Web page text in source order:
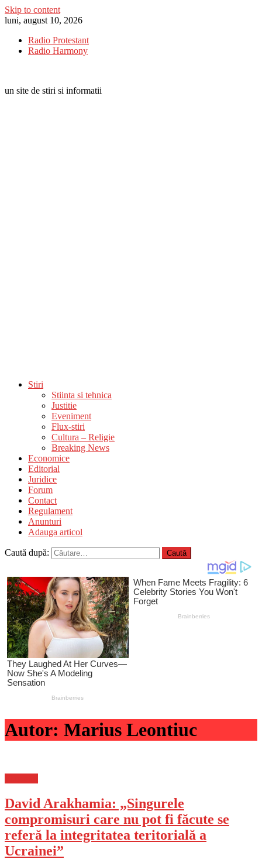
Skip to content
luni, august 10, 2026
Radio Protestant
Radio Harmony
un site de stiri si informatii
Stiri
Stiinta si tehnica
Justitie
Eveniment
Flux-stiri
Cultura – Religie
Breaking News
Economice
Editorial
Juridice
Forum
Contact
Regulament
Anunturi
Adauga articol
Caută după:
Autor: Marius Leontiuc
David Arakhamia: „Singurele
compromisuri care nu pot fi făcute se
referă la integritatea teritorială a
Ucrainei”